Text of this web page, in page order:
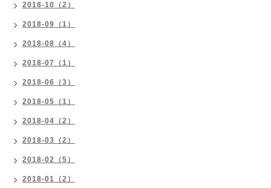
2018-10（2）
2018-09（1）
2018-08（4）
2018-07（1）
2018-06（3）
2018-05（1）
2018-04（2）
2018-03（2）
2018-02（5）
2018-01（2）